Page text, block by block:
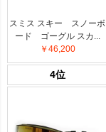
スミス スキー スノーボ
ード ゴーグル スカ...
￥46,200
4位